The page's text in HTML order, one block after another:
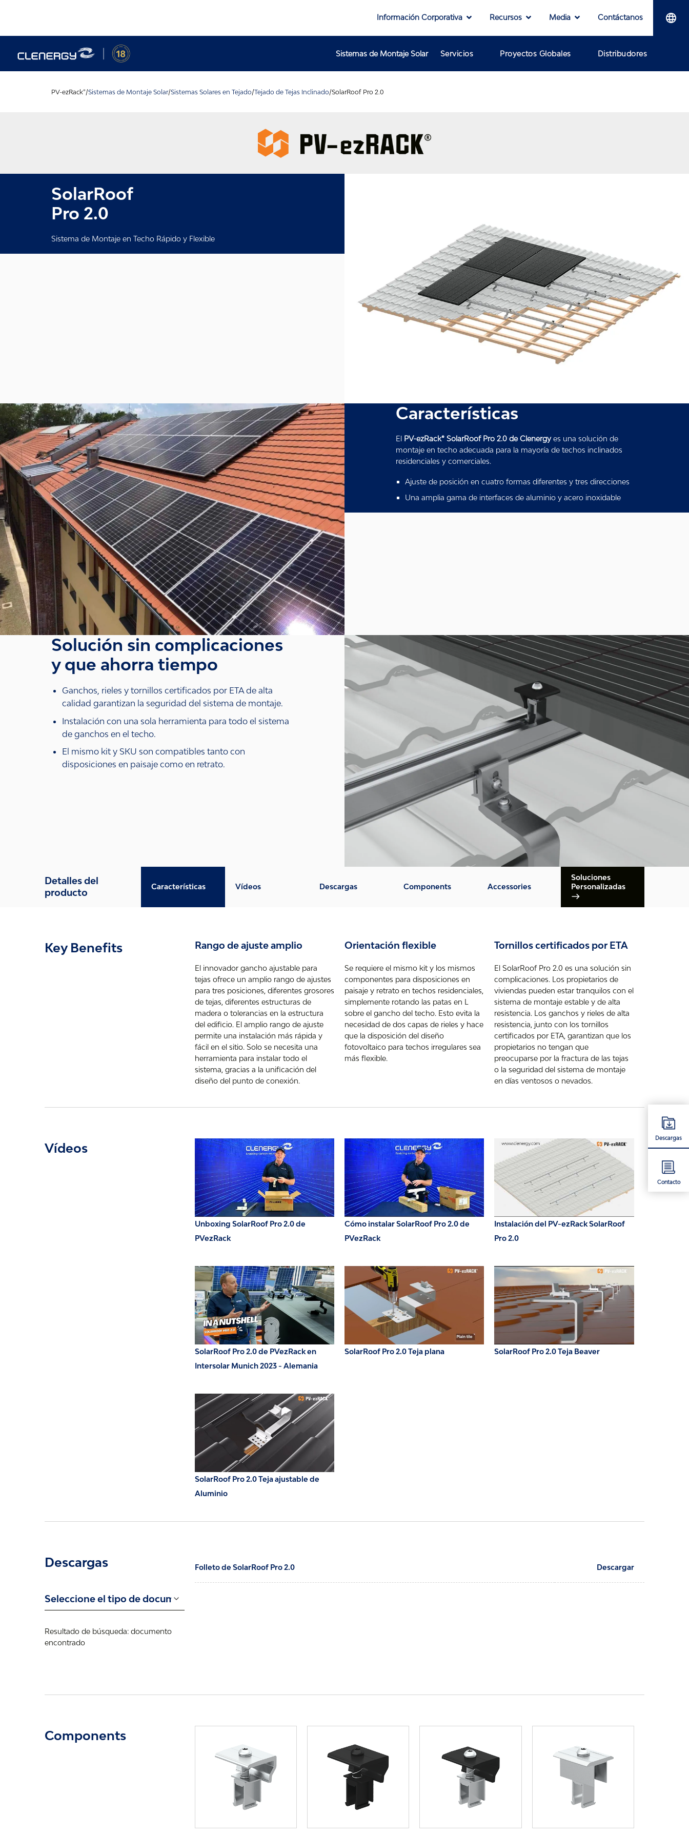
Descargas
Contacto
Información Corporativa Recursos Media Contáctanos
Sistemas de Montaje Solar Servicios Proyectos Globales Distribudores
PV-ezRack®/Sistemas de Montaje Solar/Sistemas Solares en Tejado/Tejado de Tejas Inclinado/SolarRoof Pro 2.0
SolarRoof
Pro 2.0
Sistema de Montaje en Techo Rápido y Flexible
Características
El PV-ezRack® SolarRoof Pro 2.0 de Clenergyes una solución de
montaje en techo adecuada para la mayoría de techos inclinados
residenciales y comerciales.
Ajuste de posición en cuatro formas diferentes y tres direcciones
Una amplia gama de interfaces de aluminio y acero inoxidable
Solución sin complicaciones
y que ahorra tiempo
Ganchos, rieles y tornillos certificados por ETA de alta
calidad garantizan la seguridad del sistema de montaje.
Instalación con una sola herramienta para todo el sistema
de ganchos en el techo.
El mismo kit y SKU son compatibles tanto con
disposiciones en paisaje como en retrato.
Detalles del
producto
Características Vídeos Descargas Components Accessories
Soluciones
Personalizadas
Key Benefits Rango de ajuste amplio
El innovador gancho ajustable para
tejas ofrece un amplio rango de ajustes
para tres posiciones, diferentes grosores
de tejas, diferentes estructuras de
madera o tolerancias en la estructura
del edificio. El amplio rango de ajuste
permite una instalación más rápida y
fácil en el sitio. Solo se necesita una
herramienta para instalar todo el
sistema, gracias a la unificación del
diseño del punto de conexión.
Orientación flexible
Se requiere el mismo kit y los mismos
componentes para disposiciones en
paisaje y retrato en techos residenciales,
simplemente rotando las patas en L
sobre el gancho del techo. Esto evita la
necesidad de dos capas de rieles y hace
que la disposición del diseño
fotovoltaico para techos irregulares sea
más flexible.
Tornillos certificados por ETA
El SolarRoof Pro 2.0 es una solución sin
complicaciones. Los propietarios de
viviendas pueden estar tranquilos con el
sistema de montaje estable y de alta
resistencia. Los ganchos y rieles de alta
resistencia, junto con los tornillos
certificados por ETA, garantizan que los
propietarios no tengan que
preocuparse por la fractura de las tejas
o la seguridad del sistema de montaje
en días ventosos o nevados.
Vídeos
Unboxing SolarRoof Pro 2.0 de
PVezRack
Cómo instalar SolarRoof Pro 2.0 de
PVezRack
Instalación del PV-ezRack SolarRoof
Pro 2.0
SolarRoof Pro 2.0 de PVezRack en
Intersolar Munich 2023 - Alemania
SolarRoof Pro 2.0 Teja plana SolarRoof Pro 2.0 Teja Beaver
SolarRoof Pro 2.0 Teja ajustable de
Aluminio
Descargas
Resultado de búsqueda: documento
encontrado
Folleto de SolarRoof Pro 2.0 Descargar
Components